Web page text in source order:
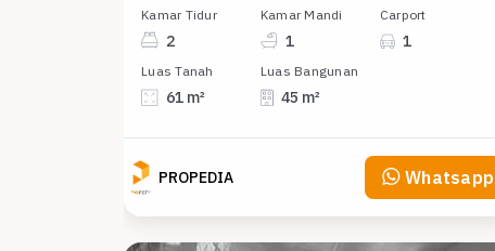
Kamar Tidur
2
Kamar Mandi
1
Carport
1
Luas Tanah
61 m²
Luas Bangunan
45 m²
PROPEDIA Whatsapp